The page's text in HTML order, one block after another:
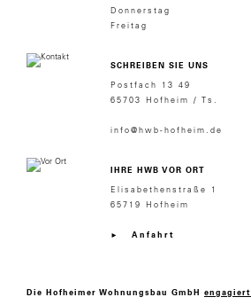
Donnerstag
Freitag
SCHREIBEN SIE UNS
Postfach 13 49
65703 Hofheim / Ts.
info@hwb-hofheim.de
IHRE HWB VOR ORT
Elisabethenstraße 1
65719 Hofheim
Anfahrt
Die Hofheimer Wohnungsbau GmbH engagiert